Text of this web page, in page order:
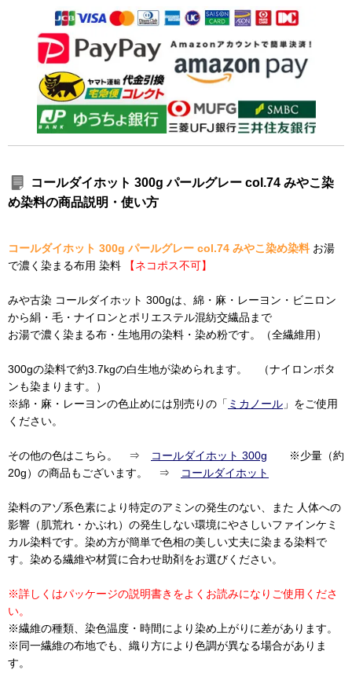
コールダイホット 300g パールグレー col.74 みやこ染
め染料の商品説明・使い方
コールダイホット 300g パールグレー col.74 みやこ染め染料 お湯
で濃く染まる布用 染料
【ネコポス不可】
みや古染 コールダイホット 300gは、綿・麻・レーヨン・ビニロン
から絹・毛・ナイロンとポリエステル混紡交繊品まで
お湯で濃く染まる布・生地用の染料・染め粉です。（全繊維用）
300gの染料で約3.7kgの白生地が染められます。 （ナイロンボタ
ンも染まります。）
※綿・麻・レーヨンの色止めには別売りの「 ミカノール 」をご使用
ください。
その他の色はこちら。 ⇒ コールダイホット 300g ※少量（約
20g）の商品もございます。 ⇒
コールダイホット
染料のアゾ系色素により特定のアミンの発生のない、また 人体への
影響（肌荒れ・かぶれ）の発生しない環境にやさしいファインケミ
カル染料です。染め方が簡単で色相の美しい丈夫に染まる染料で
す。染める繊維や材質に合わせ助剤をお選びください。
※詳しくはパッケージの説明書きをよくお読みになりご使用くださ
い。
※繊維の種類、染色温度・時間により染め上がりに差があります。
※同一繊維の布地でも、織り方により色調が異なる場合がありま
す。